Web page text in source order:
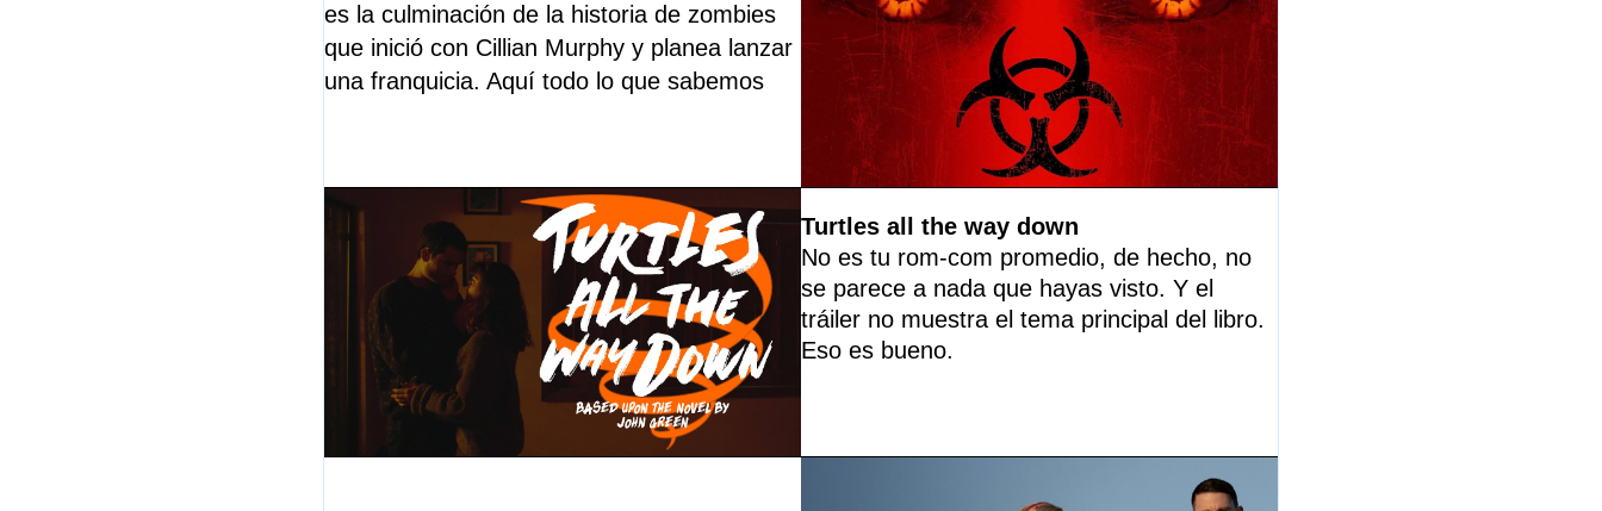
es la culminación de la historia de zombies
que inició con Cillian Murphy y planea lanzar
una franquicia. Aquí todo lo que sabemos
Turtles all the way down
No es tu rom-com promedio, de hecho, no
se parece a nada que hayas visto. Y el
tráiler no muestra el tema principal del libro.
Eso es bueno.